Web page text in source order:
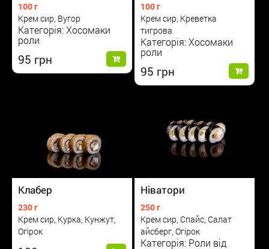
100 г
Крем сир, Вугор
Категорія: Хосомаки
роли
95
100 г
Крем сир, Креветка
тигрова
Категорія: Хосомаки
роли
95
Клабер
230 г
Крем сир, Курка, Кунжут,
Огірок
Ніватори
250 г
Крем сир, Спайс, Салат
айсберг, Огірок
Категорія: Роли від